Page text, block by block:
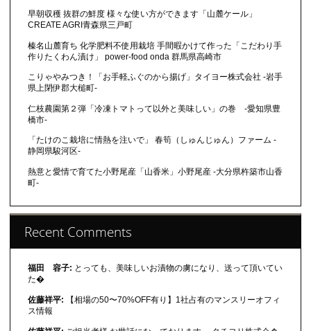
早朝収穫 抜群の鮮度 様々な使い方ができます「山麓ケール」
CREATE AGRI青森県三戸町
榛名山麓育ち 化学肥料不使用栽培 手間暇かけて作った「こだわり手
作りたくわん漬け」 power-food onda 群馬県高崎市
こりゃやみつき！「お手軽ふぐのから揚げ」タイヨー株式会社 -岩手
県上閉伊郡大槌町-
仁枝農園第２弾「冷凍トマトって以外と美味しい」の巻 -愛知県豊
橋市-
「たけのこ栽培に情熱を注いで」 春筍（しゅんじゅん）ファーム -
静岡県駿河区-
熱意と愛情で育てた小野尾産「山香米」小野尾産 -大分県杵築市山香
町-
Recent Comments
福田 容子: とっても、美味しいお漬物の虜になり、送って頂いてい
た�
佐藤祥平: 【相場の50〜70%OFF有り】1社占有のマンスリーオフィ
ス情報